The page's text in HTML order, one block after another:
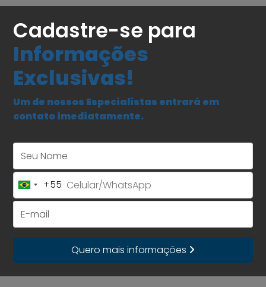
Cadastre-se para
Informações
Exclusivas!
Um de nossos Especialistas entrará em
contato imediatamente.
Brazil
+55
+55
Quero mais informações